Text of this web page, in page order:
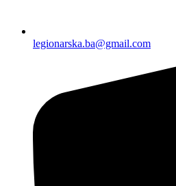
legionarska.ba@gmail.com